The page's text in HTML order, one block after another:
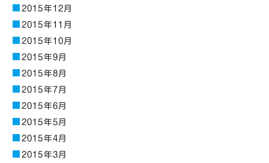
2015年12月
2015年11月
2015年10月
2015年9月
2015年8月
2015年7月
2015年6月
2015年5月
2015年4月
2015年3月